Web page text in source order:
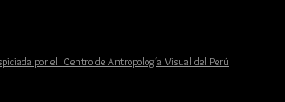
por el Centro de Antropología Visual del Perú